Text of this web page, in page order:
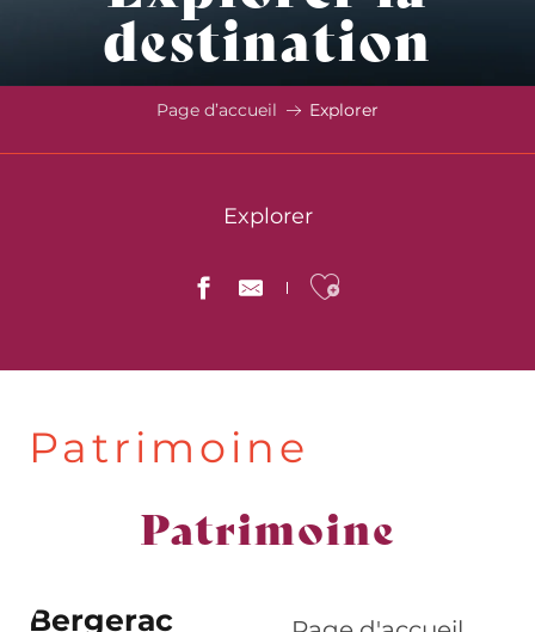
destination
Page d’accueil Explorer
Explorer
Ajouter
Patrimoine
Patrimoine
Bergerac